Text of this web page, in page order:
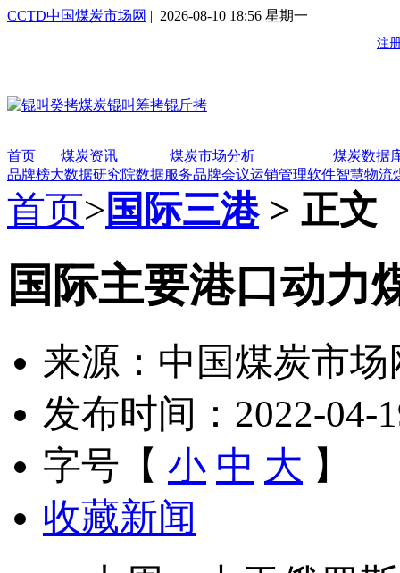
CCTD中国煤炭市场网 | 2026-08-10 18:56 星期一
首页 煤炭资讯 煤炭市场分析
煤炭数据
品牌榜大数据研究院数据服务品牌会议运销管理软件智慧物流
首页>国际三港> 正文
国际主要港口动力
来源：中国煤炭市场
发布时间：2022-04-
字号【 小 中 大 】
收藏新闻